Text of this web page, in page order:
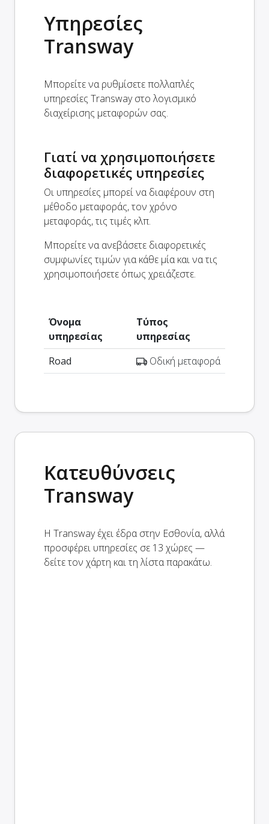
Υπηρεσίες
Transway
Μπορείτε να ρυθμίσετε πολλαπλές
υπηρεσίες Transway στο λογισμικό
διαχείρισης μεταφορών σας.
Γιατί να χρησιμοποιήσετε
διαφορετικές υπηρεσίες
Οι υπηρεσίες μπορεί να διαφέρουν στη
μέθοδο μεταφοράς, τον χρόνο
μεταφοράς, τις τιμές κλπ.
Μπορείτε να ανεβάσετε διαφορετικές
συμφωνίες τιμών για κάθε μία και να τις
χρησιμοποιήσετε όπως χρειάζεστε.
Όνομα
υπηρεσίας
Τύπος
υπηρεσίας
Road
Οδική μεταφορά
Κατευθύνσεις
Transway
Η Transway έχει έδρα στην Εσθονία, αλλά
προσφέρει υπηρεσίες σε 13 χώρες —
δείτε τον χάρτη και τη λίστα παρακάτω.